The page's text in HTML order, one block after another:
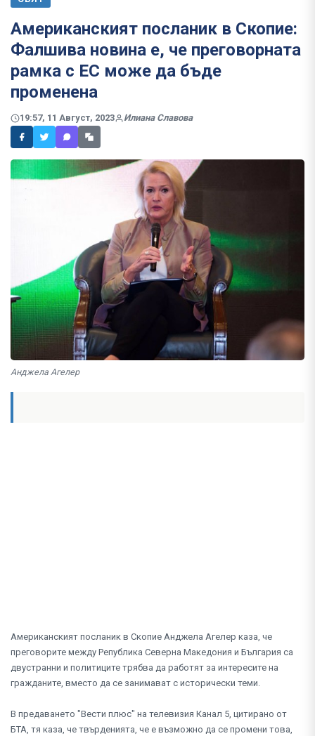
Американският посланик в Скопие:
Фалшива новина е, че преговорната
рамка с ЕС може да бъде
променена
19:57, 11 Август, 2023 Илиана Славова
Анджела Агелер
Американският посланик в Скопие Анджела Агелер каза, че
преговорите между Република Северна Македония и България са
двустранни и политиците трябва да работят за интересите на
гражданите, вместо да се занимават с исторически теми.
В предаването "Вести плюс" на телевизия Канал 5, цитирано от
БТА, тя каза, че твърденията, че е възможно да се промени това,